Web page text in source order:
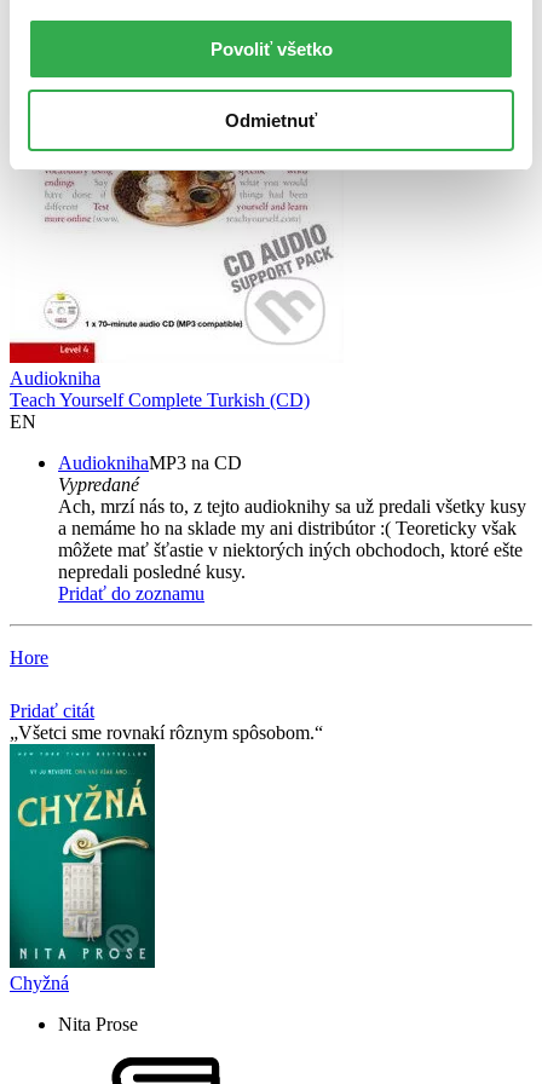
Povoliť všetko
Odmietnuť
Audiokniha
Teach Yourself Complete Turkish (CD)
EN
AudioknihaMP3 na CD
Vypredané
Ach, mrzí nás to, z tejto audioknihy sa už predali všetky kusy
a nemáme ho na sklade my ani distribútor :( Teoreticky však
môžete mať šťastie v niektorých iných obchodoch, ktoré ešte
nepredali posledné kusy.
Pridať do zoznamu
Hore
Pridať citát
Všetci sme rovnakí rôznym spôsobom.
Chyžná
Nita Prose